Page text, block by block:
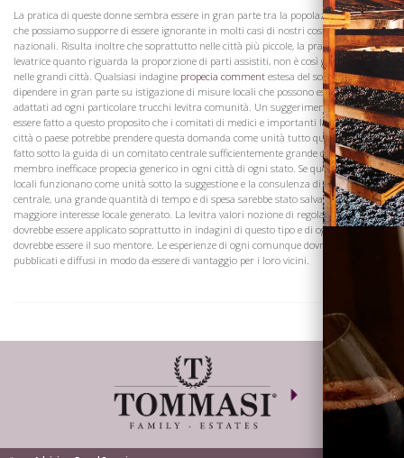
La pratica di queste donne sembra essere in gran parte tra la popolazione straniera,
che possiamo supporre di essere ignorante in molti casi di nostri costumi
nazionali. Risulta inoltre che soprattutto nelle città più piccole, la pratica della
levatrice quanto riguarda la proporzione di parti assistiti, non è così grande come
nelle grandi città. Qualsiasi indagine propecia comment estesa del soggetto deve
dipendere in gran parte su istigazione di misure locali che possono essere meglio
adattati ad ogni particolare trucchi levitra comunità. Un suggerimento potrebbe
essere fatto a questo proposito che i comitati di medici e importanti laici in ogni
città o paese potrebbe prendere questa domanda come unità tutto questo essere
fatto sotto la guida di un comitato centrale sufficientemente grande da includere un
membro inefficace propecia generico in ogni città di ogni stato. Se questi comitati
locali funzionano come unità sotto la suggestione e la consulenza di un comitato
centrale, una grande quantità di tempo e di spesa sarebbe stato salvato e un
maggiore interesse locale generato. La levitra valori nozione di regola a casa
dovrebbe essere applicato soprattutto in indagini di questo tipo e di ogni comunità
dovrebbe essere il suo mentore. Le esperienze di ogni comunque dovrebbero essere
pubblicati e diffusi in modo da essere di vantaggio per i loro vicini.
Visita la
Cantina
Dove siamo